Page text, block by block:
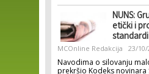
NUNS:
etički i
MCOnline Redakcija 23/10/
Navodima o silovanju
prekršio Kodeks novinara